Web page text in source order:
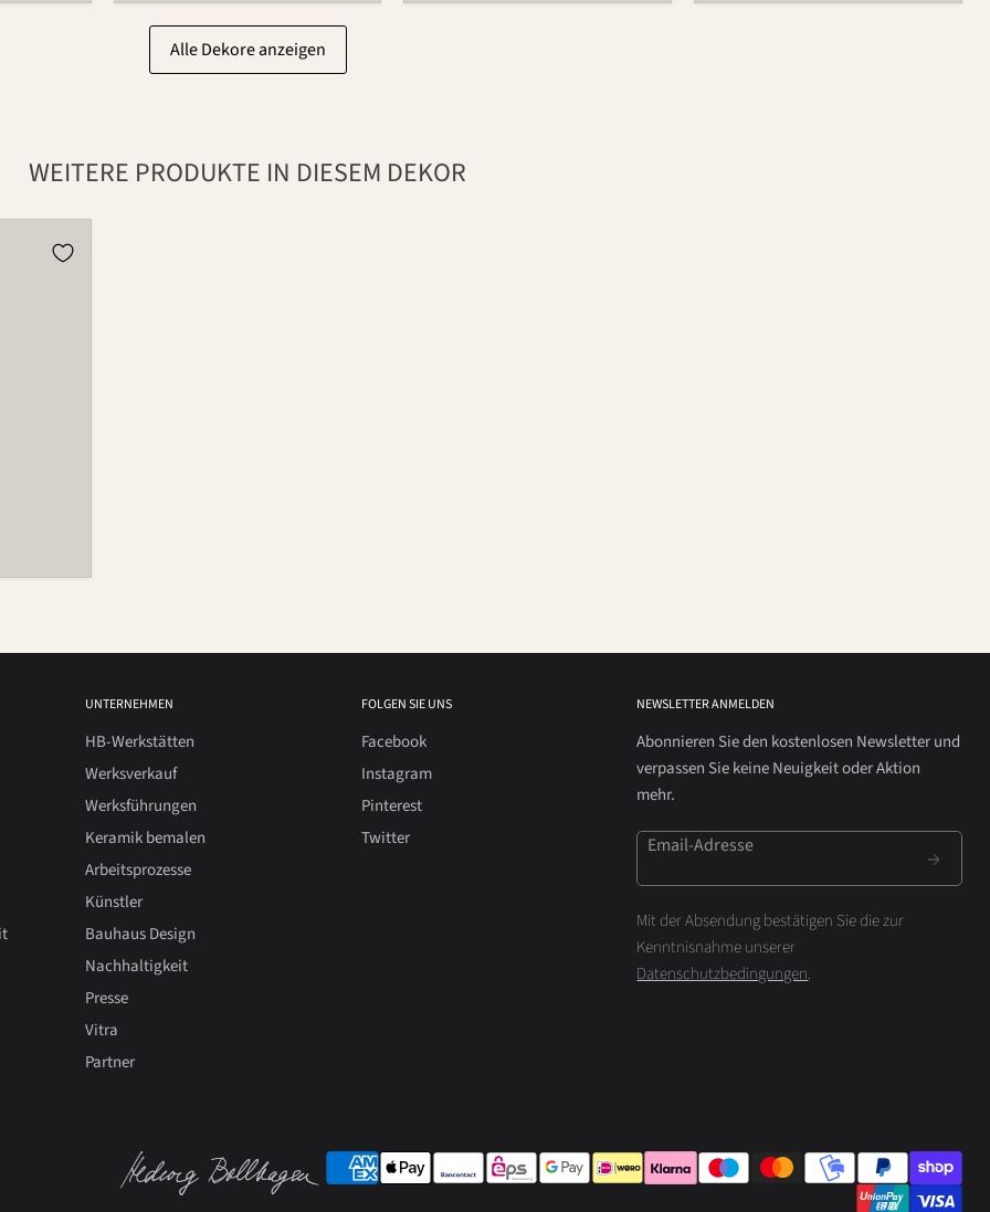
Alle Dekore anzeigen
WEITERE PRODUKTE IN DIESEM DEKOR
UNTERNEHMEN
HB-Werkstätten
Werksverkauf
Werksführungen
Keramik bemalen
Arbeitsprozesse
Künstler
Bauhaus Design
Nachhaltigkeit
Presse
Vitra
Partner
FOLGEN SIE UNS
Facebook
Instagram
Pinterest
Twitter
NEWSLETTER ANMELDEN
Abonnieren Sie den kostenlosen Newsletter und
verpassen Sie keine Neuigkeit oder Aktion
mehr.
Email-Adresse
Mit der Absendung bestätigen Sie die zur
Kenntnisnahme unserer
Datenschutzbedingungen.